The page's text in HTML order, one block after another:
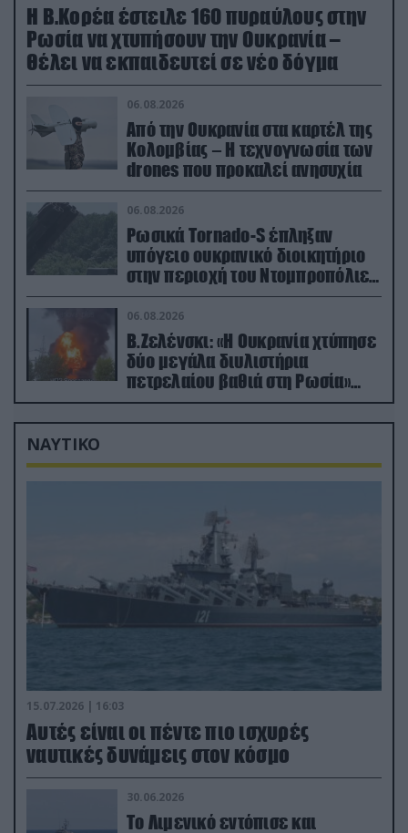
Η Β.Κορέα έστειλε 160 πυραύλους στην
Ρωσία να χτυπήσουν την Ουκρανία –
Θέλει να εκπαιδευτεί σε νέο δόγμα
06.08.2026
Από την Ουκρανία στα καρτέλ της
Κολομβίας – Η τεχνογνωσία των
drones που προκαλεί ανησυχία
06.08.2026
Ρωσικά Tornado-S έπληξαν
υπόγειο ουκρανικό διοικητήριο
στην περιοχή του Ντομπροπόλιε
(βίντεο)
06.08.2026
Β.Ζελένσκι: «Η Ουκρανία χτύπησε
δύο μεγάλα διυλιστήρια
πετρελαίου βαθιά στη Ρωσία»
(βίντεο)
ΝΑΥΤΙΚΟ
15.07.2026 | 16:03
Aυτές είναι οι πέντε πιο ισχυρές
ναυτικές δυνάμεις στον κόσμο
30.06.2026
Το Λιμενικό εντόπισε και